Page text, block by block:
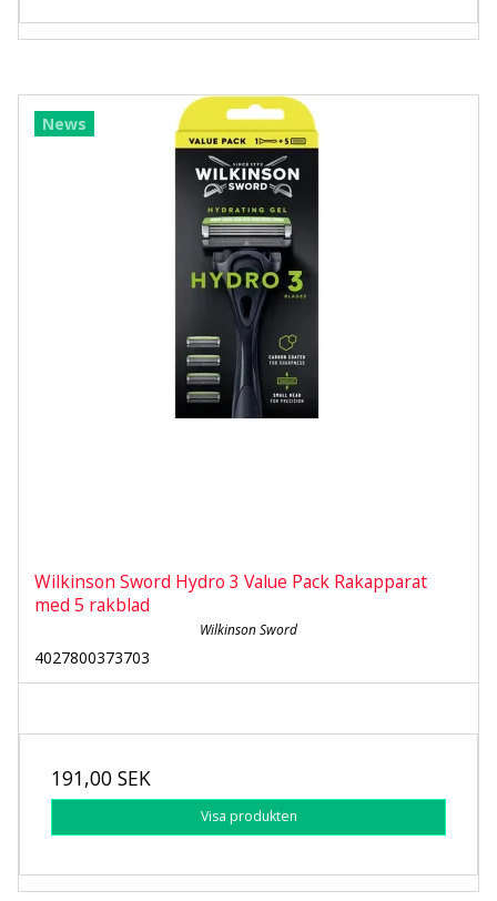
News
Wilkinson Sword Hydro 3 Value Pack Rakapparat
med 5 rakblad
Wilkinson Sword
4027800373703
191,00 SEK
Visa produkten